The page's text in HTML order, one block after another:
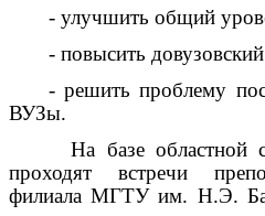
- улучшить общий
- повысить
- решить проблему
ВУЗы.
На базе областной
проходят встречи
филиала МГТУ им. Н.Э.